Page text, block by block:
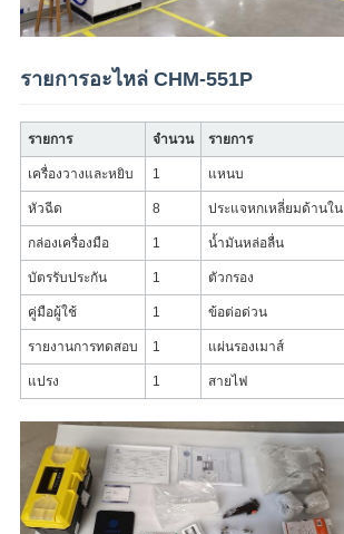
รายการอะไหล่ CHM-551P
รายการ จำนวน รายการ
เครื่องวางและหยิบ 1 แหนบ
หัวฉีด 8 ประแจหกเหลี่ยมด้านใน
กล่องเครื่องมือ 1 น้ำมันหล่อลื่น
บัตรรับประกัน 1 ตัวกรอง
คู่มือผู้ใช้ 1 ข้อต่อด่วน
รายงานการทดสอบ 1 แผ่นรองเมาส์
แปรง 1 สายไฟ